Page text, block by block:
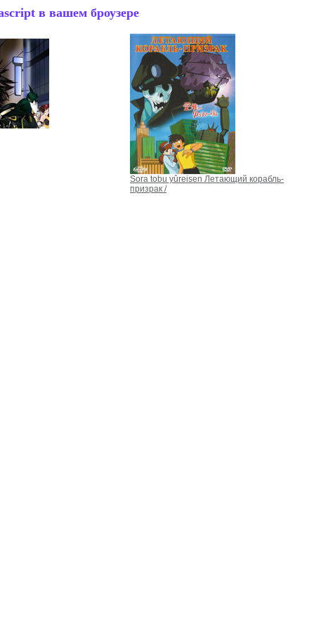
в вашем броузере
Sora tobu yûreisen Летающий корабль-
призрак /